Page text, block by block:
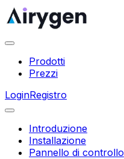
Prodotti
Prezzi
LoginRegistro
Introduzione
Installazione
Pannello di controllo